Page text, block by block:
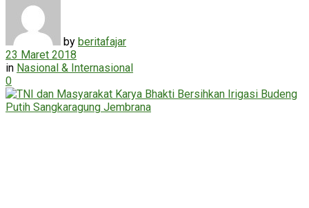
by beritafajar
23 Maret 2018
in Nasional & Internasional
0